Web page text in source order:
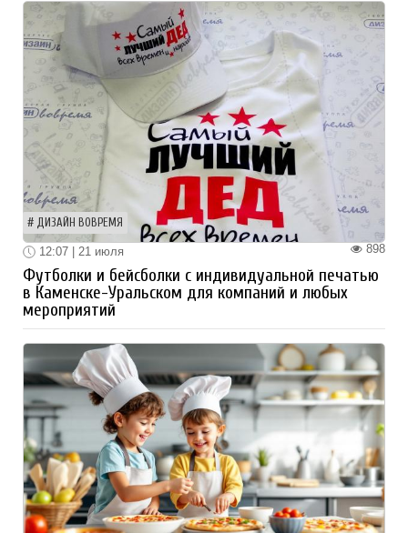
ДИЗАЙН ВОВРЕМЯ
898
12:07 | 21 июля
Футболки и бейсболки с индивидуальной печатью
в Каменске-Уральском для компаний и любых
мероприятий